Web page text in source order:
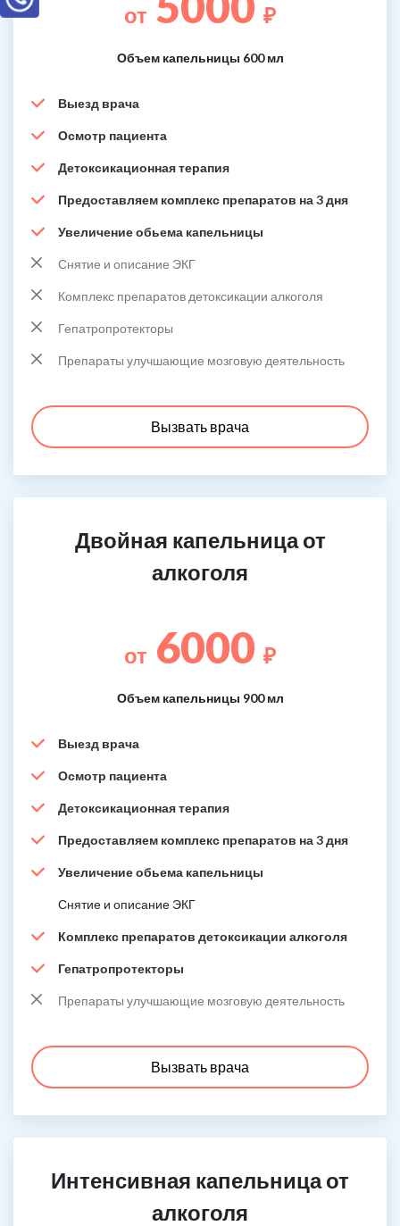
от ₽
Объем капельницы 600 мл
Выезд врача
Осмотр пациента
Детоксикационная терапия
Предоставляем комплекс препаратов на 3 дня
Увеличение обьема капельницы
Снятие и описание ЭКГ
Комплекс препаратов детоксикации алкоголя
Гепатропротекторы
Препараты улучшающие мозговую деятельность
Вызвать врача
Двойная капельница от
алкоголя
от 6000 ₽
Объем капельницы 900 мл
Выезд врача
Осмотр пациента
Детоксикационная терапия
Предоставляем комплекс препаратов на 3 дня
Увеличение обьема капельницы
Снятие и описание ЭКГ
Комплекс препаратов детоксикации алкоголя
Гепатропротекторы
Препараты улучшающие мозговую деятельность
Вызвать врача
Интенсивная капельница от
алкоголя